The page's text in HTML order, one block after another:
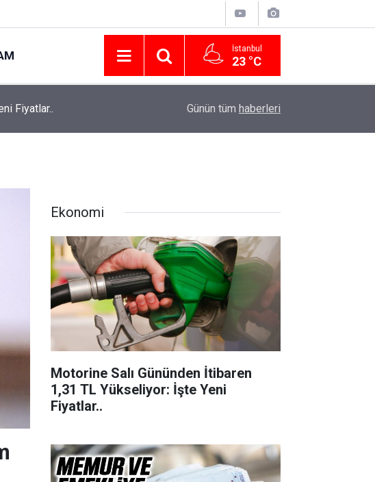
İstanbul
23 °C
Joker
Günün tüm haberleri
Ekonomi
Motorine Salı Gününden İtibaren
1,31 TL Yükseliyor: İşte Yeni
Fiyatlar..